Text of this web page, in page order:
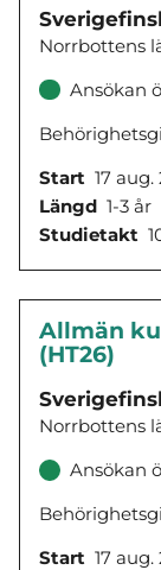
Norrbottens
Ansökan
Start 17 aug.
Längd 1-3 år
Studietakt
Allmän
(HT26)
Norrbottens
Ansökan
Start 17 aug.